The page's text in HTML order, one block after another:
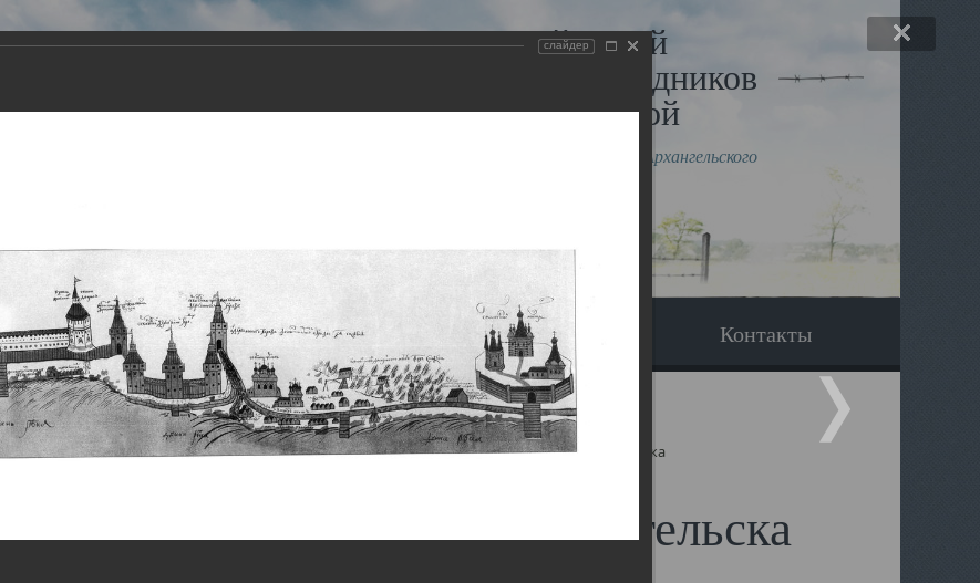
Виртуальный музей
Новомучеников и исповедников
Земли Архангельской
Сайт создан по благословлению митрополита Архангельского
Наследники Галерея Вопрос-ответ Контакты
Главная Галерея Храмы-мученики Архангельска Свято-Троицкий собор Архангельска
Свято-Троицкий собор Архангельска
слайдер